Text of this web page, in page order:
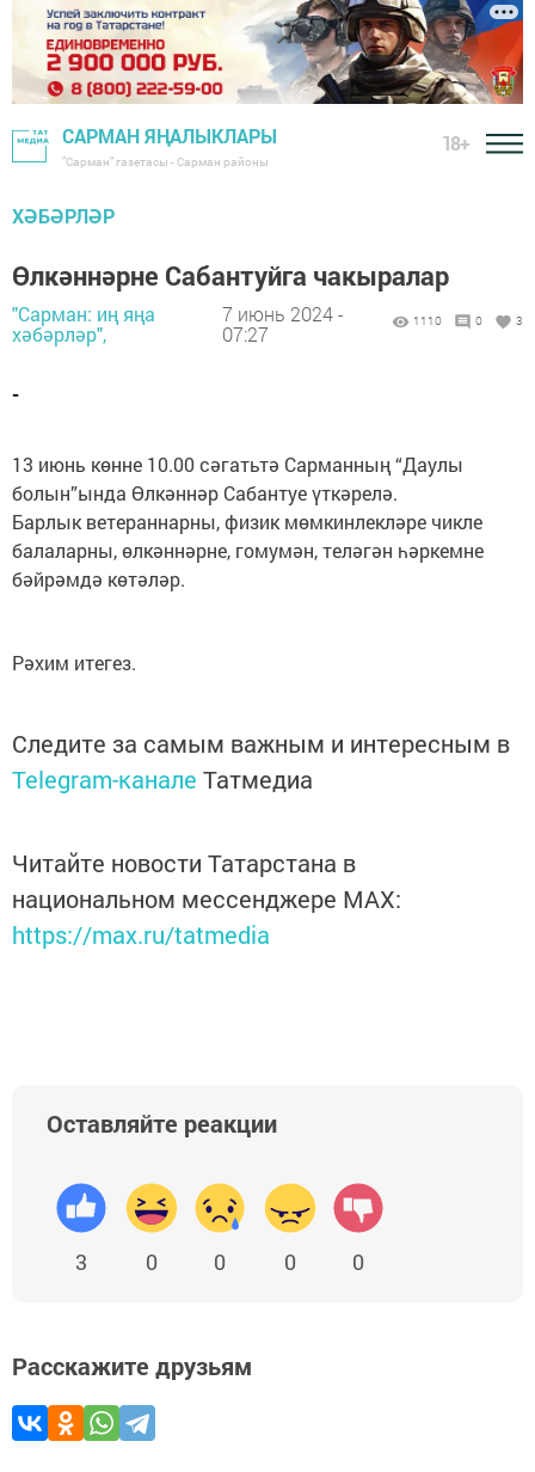
САРМАН ЯҢАЛЫКЛАРЫ
"Сарман" газетасы - Сарман районы
18+
ХӘБӘРЛӘР
Өлкәннәрне Сабантуйга чакыралар
"Сарман: иң яңа
хәбәрләр",
7 июнь 2024 -
07:27
1110 0 3
-
13 июнь көнне 10.00 сәгатьтә Сарманның “Даулы
болын”ында Өлкәннәр Сабантуе үткәрелә.
Барлык ветераннарны, физик мөмкинлекләре чикле
балаларны, өлкәннәрне, гомумән, теләгән һәркемне
бәйрәмдә көтәләр.
Рәхим итегез.
Следите за самым важным и интересным в
Telegram-канале Татмедиа
Читайте новости Татарстана в
национальном мессенджере MАХ:
https://max.ru/tatmedia
Оставляйте реакции
3 0 0 0 0
Расскажите друзьям